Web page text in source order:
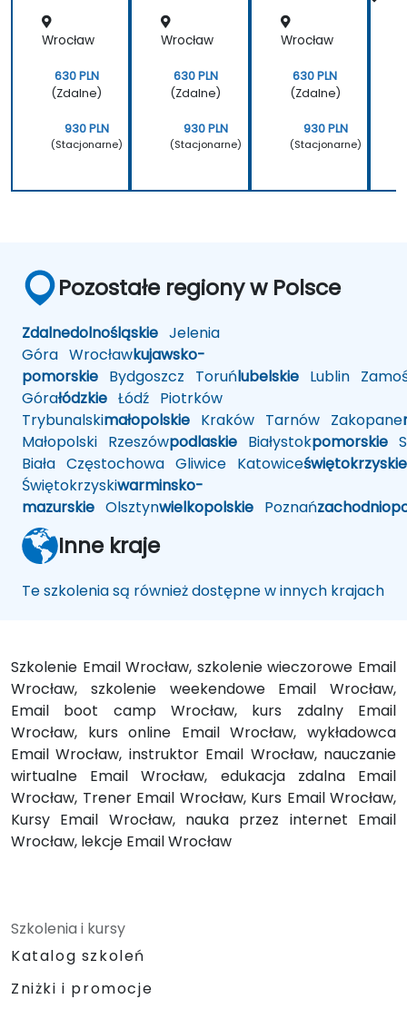
Wrocław
630 PLN
(Zdalne)
930 PLN
(Stacjonarne)
Wrocław
630 PLN
(Zdalne)
930 PLN
(Stacjonarne)
Wrocław
630 PLN
(Zdalne)
930 PLN
(Stacjonarne)
Pozostałe regiony w Polsce
Zdalnedolnośląskie Jelenia
Góra Wrocławkujawsko-
pomorskie Bydgoszcz Toruńlubelskie Lublin
Górałódzkie Łódź Piotrków
Trybunalskimałopolskie Kraków Tarnów Zakopane
Małopolski Rzeszówpodlaskie Białystokpomorskie
Biała Częstochowa Gliwice Katowiceświętokrzyskie
Świętokrzyskiwarminsko-
mazurskie Olsztynwielkopolskie Poznań
Inne kraje
Te szkolenia są również dostępne w innych krajach
Szkolenie Email Wrocław, szkolenie wieczorowe Email
Wrocław, szkolenie weekendowe Email Wrocław,
Email boot camp Wrocław, kurs zdalny Email
Wrocław, kurs online Email Wrocław, wykładowca
Email Wrocław, instruktor Email Wrocław, nauczanie
wirtualne Email Wrocław, edukacja zdalna Email
Wrocław, Trener Email Wrocław, Kurs Email Wrocław,
Kursy Email Wrocław, nauka przez internet Email
Wrocław, lekcje Email Wrocław
Szkolenia i kursy
Katalog szkoleń
Zniżki i promocje